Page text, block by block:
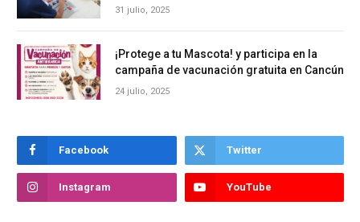
31 julio, 2025
¡Protege a tu Mascota! y participa en la
campaña de vacunación gratuita en Cancún
24 julio, 2025
Facebook Twitter
Instagram YouTube